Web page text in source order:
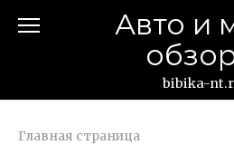
Авто и
bibika-
Главная страница